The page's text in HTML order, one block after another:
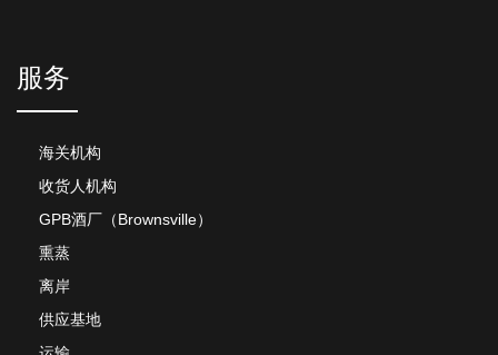
服务
海关机构
收货人机构
GPB酒厂（Brownsville）
熏蒸
离岸
供应基地